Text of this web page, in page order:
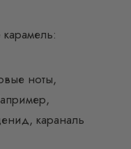
ноты,
караналь